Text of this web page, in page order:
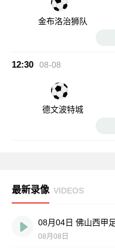
金布洛治狮队
12:30 08-08
德文波特城
最新录像 VIDEOS
08月08日